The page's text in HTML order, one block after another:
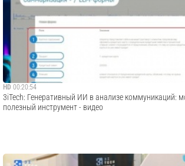
HD 00:20:54
3iTech: Генеративный ИИ в анализе коммуникаций:
полезный инструмент - видео